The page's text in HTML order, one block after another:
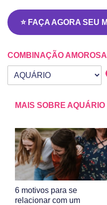
⭐ FAÇA AGORA SEU
COMBINAÇÃO AMOROSA
Seu signo
Signo da outra pessoa
MAIS SOBRE AQUÁRIO
6 motivos para se
relacionar com um